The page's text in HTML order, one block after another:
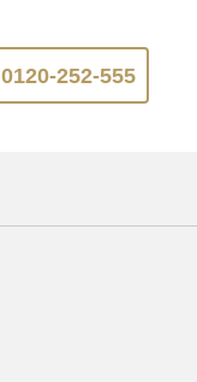
0120-252-555